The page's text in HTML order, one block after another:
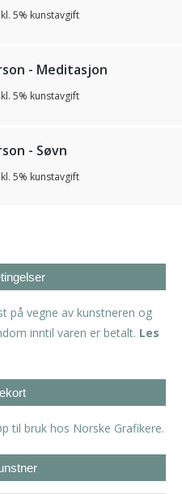
5% kunstavgift
- Meditasjon
5% kunstavgift
- Søvn
5% kunstavgift
på vegne av kunstneren og
inntil varen er betalt. Les
til bruk hos Norske Grafikere.